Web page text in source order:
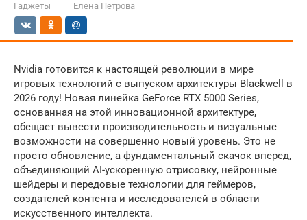
Гаджеты
Елена Петрова
Nvidia готовится к настоящей революции в мире
игровых технологий с выпуском архитектуры Blackwell в
2026 году! Новая линейка GeForce RTX 5000 Series,
основанная на этой инновационной архитектуре,
обещает вывести производительность и визуальные
возможности на совершенно новый уровень. Это не
просто обновление, а фундаментальный скачок вперед,
объединяющий AI-ускоренную отрисовку, нейронные
шейдеры и передовые технологии для геймеров,
создателей контента и исследователей в области
искусственного интеллекта.